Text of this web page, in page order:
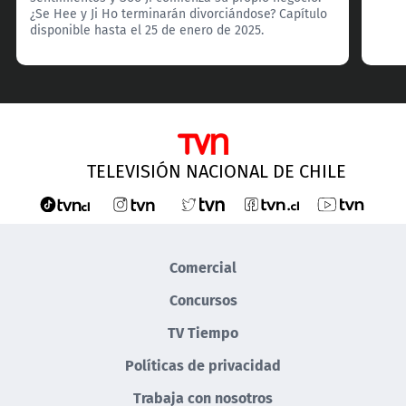
¿Se Hee y Ji Ho terminarán divorciándose? Capítulo
disponible hasta el 25 de enero de 2025.
TELEVISIÓN NACIONAL DE CHILE
Comercial
Concursos
TV Tiempo
Políticas de privacidad
Trabaja con nosotros